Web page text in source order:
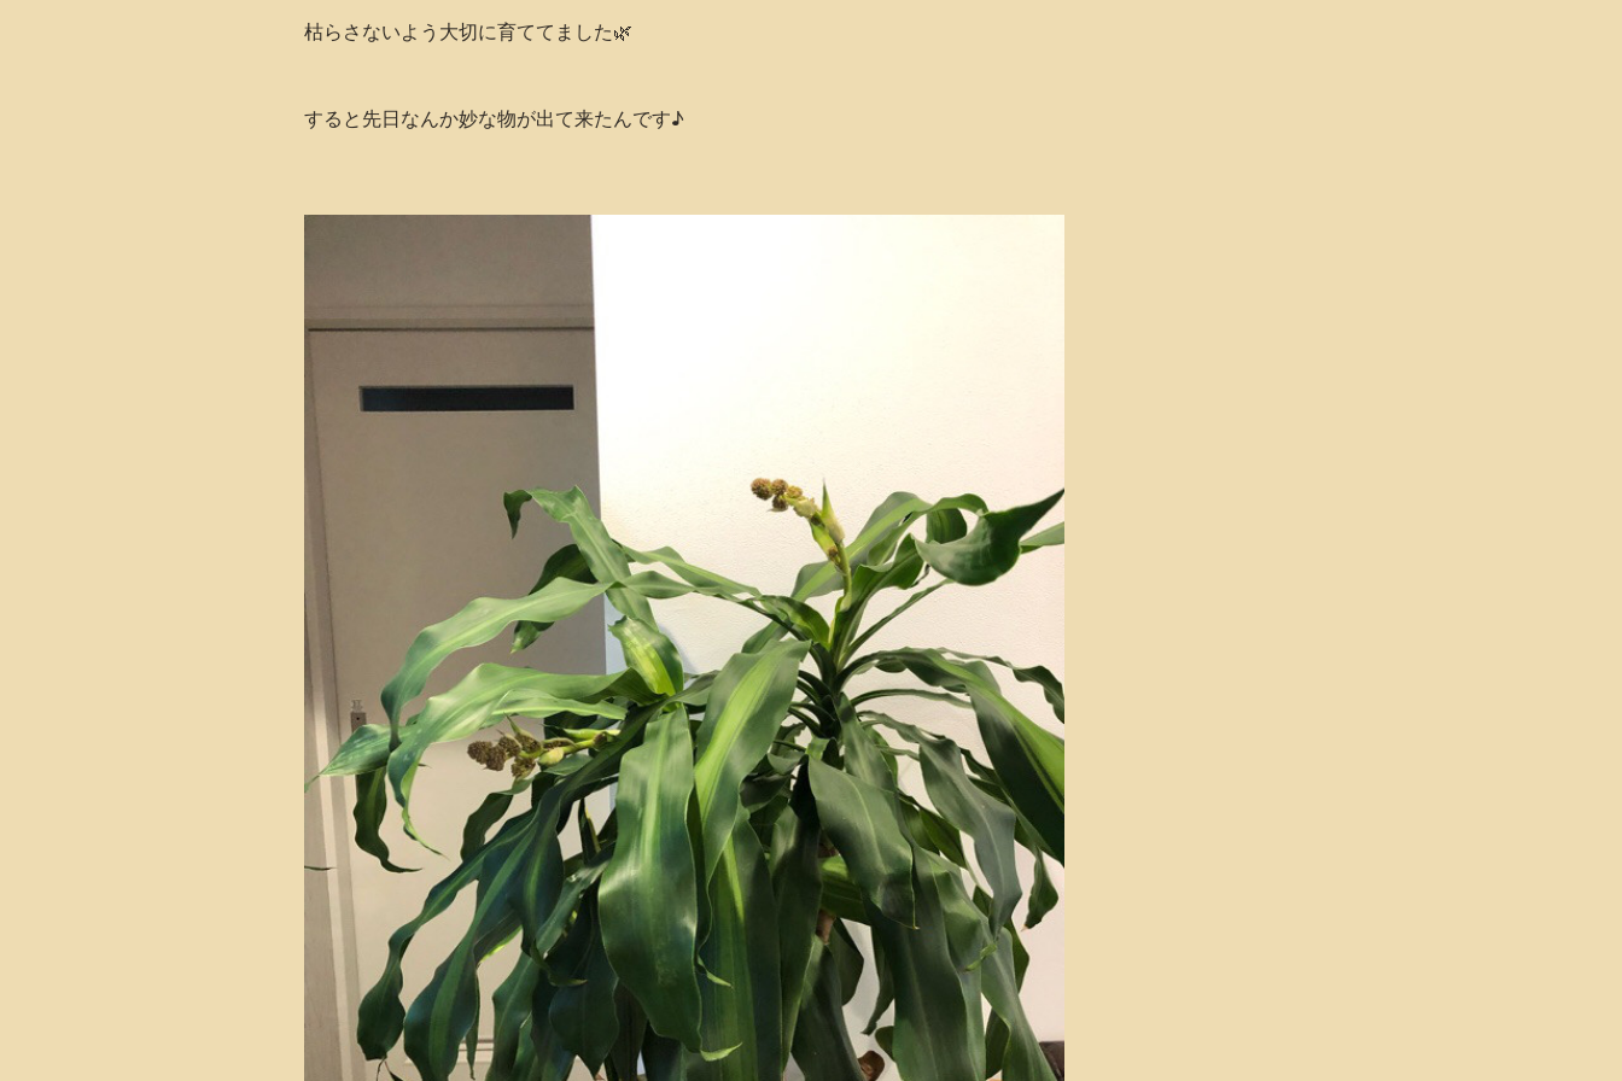
枯らさないよう大切に育ててました🌿
すると先日なんか妙な物が出て来たんです♪